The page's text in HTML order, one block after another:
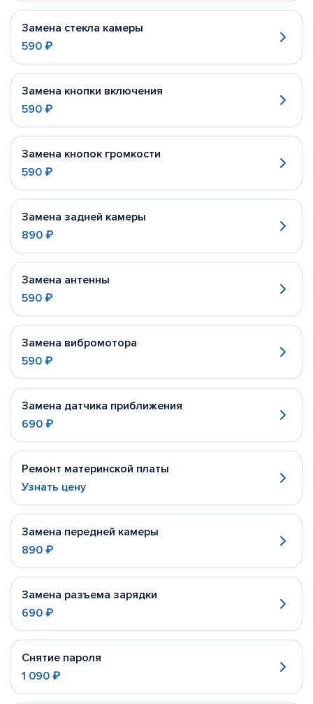
Замена стекла камеры
590 ₽
Замена кнопки включения
590 ₽
Замена кнопок громкости
590 ₽
Замена задней камеры
890 ₽
Замена антенны
590 ₽
Замена вибромотора
590 ₽
Замена датчика приближения
690 ₽
Ремонт материнской платы
Узнать цену
Замена передней камеры
890 ₽
Замена разъема зарядки
690 ₽
Снятие пароля
1 090 ₽